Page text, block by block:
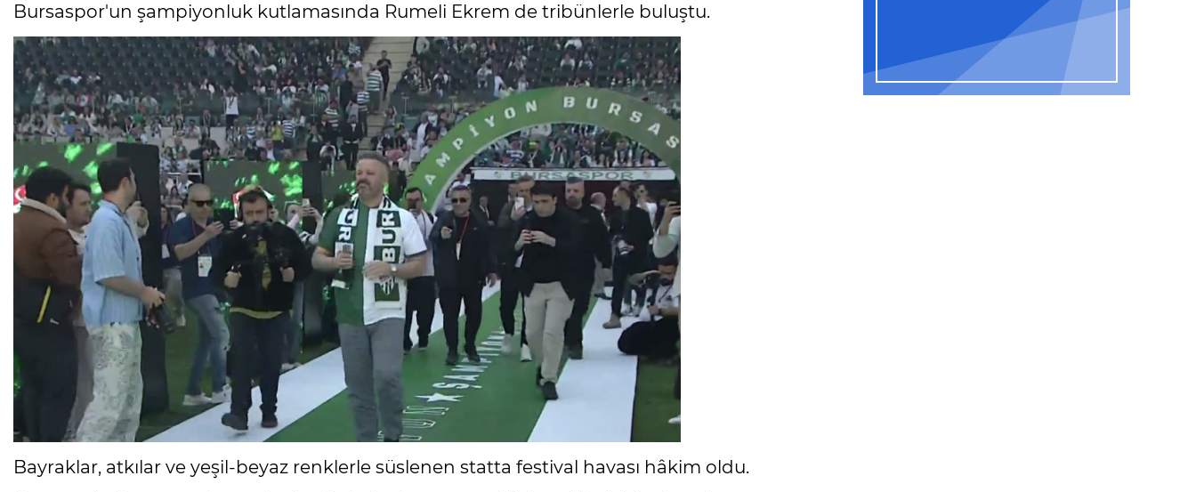
Bursaspor'un şampiyonluk kutlamasında Rumeli Ekrem de tribünlerle buluştu.
Bayraklar, atkılar ve yeşil-beyaz renklerle süslenen statta festival havası hâkim oldu.